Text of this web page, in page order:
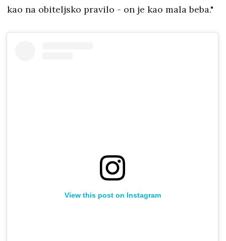
kao na obiteljsko pravilo - on je kao mala beba."
View this post on Instagram